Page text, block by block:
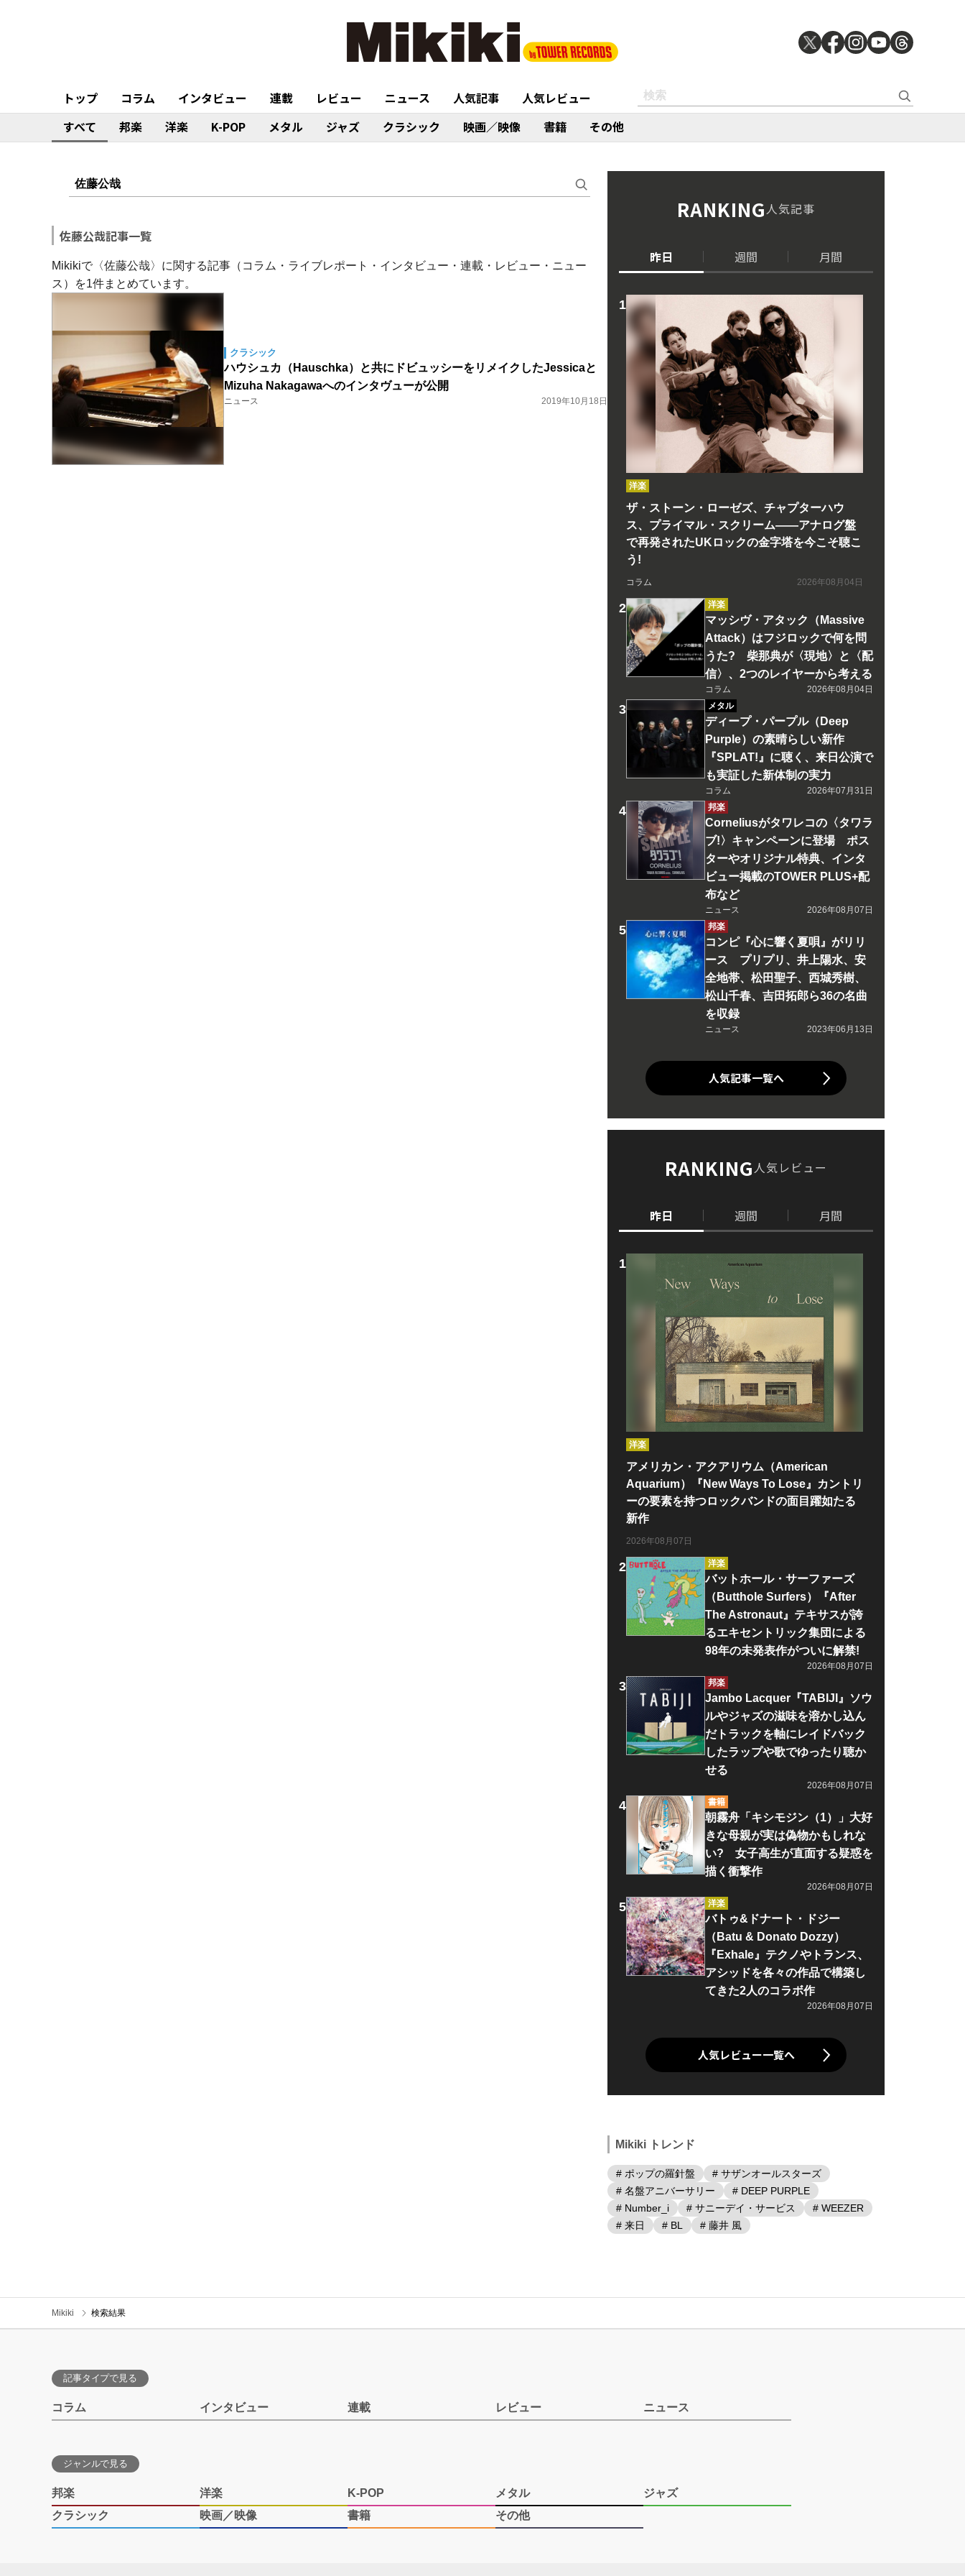
トップ コラム インタビュー 連載 レビュー ニュース 人気記事
人気レビュー
すべて
邦楽 洋楽 K-POP メタル ジャズ クラシック 映画／映像 書籍 その他
佐藤公哉記事一覧
Mikikiで〈佐藤公哉〉に関する記事（コラム・ライブレポート・インタビュー・連載・レビュー・ニュー
ス）を1件まとめています。
クラシック
ハウシュカ（Hauschka）と共にドビュッシーをリメイクしたJessicaと
Mizuha Nakagawaへのインタヴューが公開
ニュース 2019年10月18日
RANKING人気記事
昨日 週間 月間
洋楽
ザ・ストーン・ローゼズ、チャプターハウ
ス、プライマル・スクリーム――アナログ盤
で再発されたUKロックの金字塔を今こそ聴こ
う!
コラム 2026年08月04日
洋楽
マッシヴ・アタック（Massive
Attack）はフジロックで何を問
うた? 柴那典が〈現地〉と〈配
信〉、2つのレイヤーから考える
コラム
2026年08月04日
メタル
ディープ・パープル（Deep
Purple）の素晴らしい新作
『SPLAT!』に聴く、来日公演で
も実証した新体制の実力
コラム
2026年07月31日
邦楽
Corneliusがタワレコの〈タワラ
ブ!〉キャンペーンに登場 ポス
ターやオリジナル特典、インタ
ビュー掲載のTOWER PLUS+配
布など
ニュース
2026年08月07日
邦楽
コンピ『心に響く夏唄』がリリ
ース プリプリ、井上陽水、安
全地帯、松田聖子、西城秀樹、
松山千春、吉田拓郎ら36の名曲
を収録
ニュース 2023年06月13日
人気記事一覧へ
RANKING人気レビュー
昨日 週間 月間
洋楽
アメリカン・アクアリウム（American
Aquarium）『New Ways To Lose』カントリ
ーの要素を持つロックバンドの面目躍如たる
新作
2026年08月07日
洋楽
バットホール・サーファーズ
（Butthole Surfers）『After
The Astronaut』テキサスが誇
るエキセントリック集団による
98年の未発表作がついに解禁!
2026年08月07日
邦楽
Jambo Lacquer『TABIJI』ソウ
ルやジャズの滋味を溶かし込ん
だトラックを軸にレイドバック
したラップや歌でゆったり聴か
せる
2026年08月07日
書籍
朝霧舟「キシモジン（1）」大好
きな母親が実は偽物かもしれな
い? 女子高生が直面する疑惑を
描く衝撃作
2026年08月07日
洋楽
バトゥ&ドナート・ドジー
（Batu & Donato Dozzy）
『Exhale』テクノやトランス、
アシッドを各々の作品で構築し
てきた2人のコラボ作
2026年08月07日
人気レビュー一覧へ
Mikiki トレンド
# ポップの羅針盤
# サザンオールスターズ
# 名盤アニバーサリー
# DEEP PURPLE
# Number_i
# サニーデイ・サービス
# WEEZER
# 来日
# BL # 藤井 風
Mikiki 検索結果
記事タイプで見る
コラム インタビュー 連載 レビュー ニュース
ジャンルで見る
邦楽 洋楽 K-POP メタル
ジャズ
クラシック
映画／映像 書籍 その他